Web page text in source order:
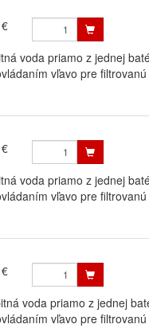
voda priamo z jednej
vľavo pre
voda priamo z jednej
vľavo pre
voda priamo z jednej
vľavo pre filtrovanú